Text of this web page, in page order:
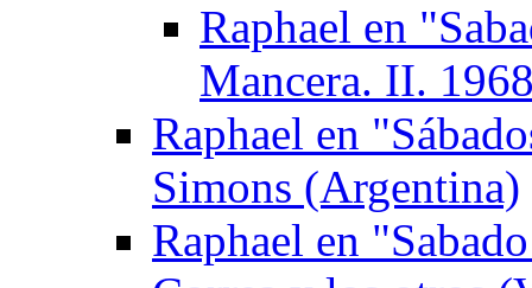
Raphael en
Mancera. II.
Raphael en
Simons (Argentina)
Raphael en